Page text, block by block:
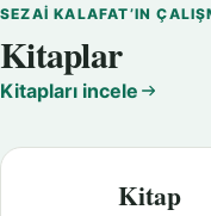
SEZAI KALAFAT’IN
Kitaplar
Kitapları incele
Kitap